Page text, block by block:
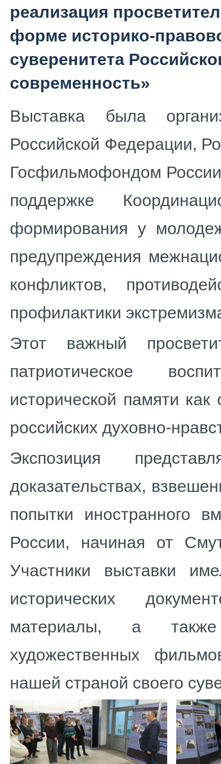
реализация
форме историко-
суверенитета
современность»
Выставка была
Российской Федерации,
Госфильмофондом
поддержке
формирования у
предупреждения
конфликтов,
профилактики
Этот важный
патриотическое
исторической памяти
российских духовно-
Экспозиция
доказательствах,
попытки иностранного
России, начиная от
Участники выставки
исторических
материалы, а
художественных
нашей страной своего